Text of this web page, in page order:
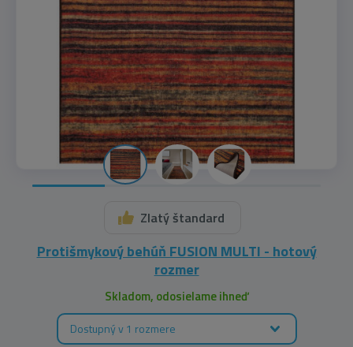
Zlatý štandard
Protišmykový behúň FUSION MULTI - hotový
rozmer
Skladom, odosielame ihneď
Dostupný v 1 rozmere